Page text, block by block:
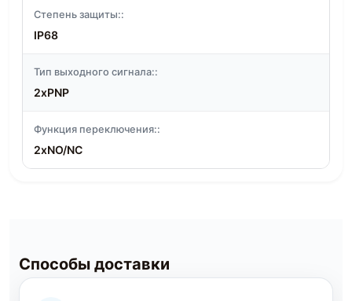
Степень защиты::
IP68
Тип выходного сигнала::
2xPNP
Функция переключения::
2xNO/NC
Способы доставки